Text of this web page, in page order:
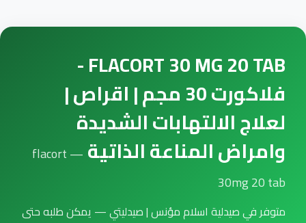
FLACORT 30 MG 20 TAB -
فلاكورت 30 مجم | اقراص |
لعلاج الالتهابات الشديدة
وامراض المناعة الذاتية
— flacort
30mg 20 tab
متوفر في صيدلية اسلام مؤنس | صيدليتي — يمكن طلبه حتى